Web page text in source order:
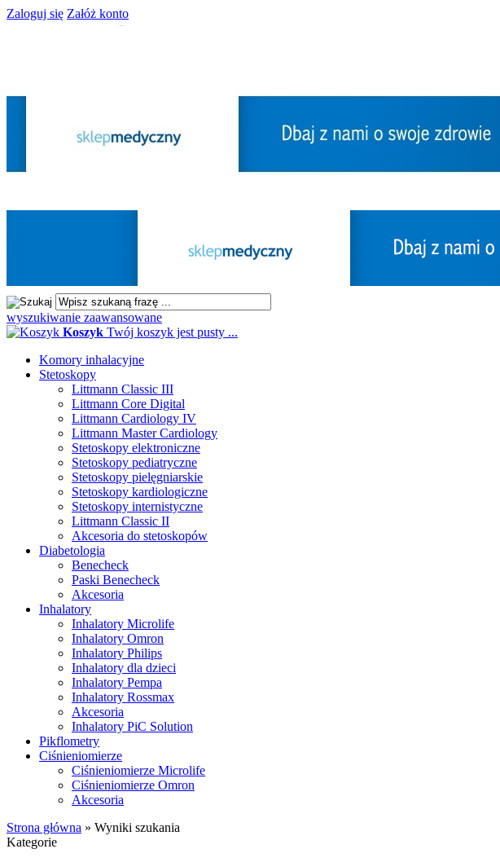
Zaloguj się Załóż konto
wyszukiwanie zaawansowane
Koszyk Twój koszyk jest pusty ...
Komory inhalacyjne
Stetoskopy
Littmann Classic III
Littmann Core Digital
Littmann Cardiology IV
Littmann Master Cardiology
Stetoskopy elektroniczne
Stetoskopy pediatryczne
Stetoskopy pielęgniarskie
Stetoskopy kardiologiczne
Stetoskopy internistyczne
Littmann Classic II
Akcesoria do stetoskopów
Diabetologia
Benecheck
Paski Benecheck
Akcesoria
Inhalatory
Inhalatory Microlife
Inhalatory Omron
Inhalatory Philips
Inhalatory dla dzieci
Inhalatory Pempa
Inhalatory Rossmax
Akcesoria
Inhalatory PiC Solution
Pikflometry
Ciśnieniomierze
Ciśnieniomierze Microlife
Ciśnieniomierze Omron
Akcesoria
Strona główna » Wyniki szukania
Kategorie